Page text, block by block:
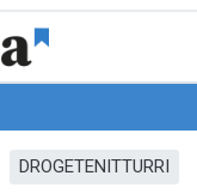
DROGETENITTURRI